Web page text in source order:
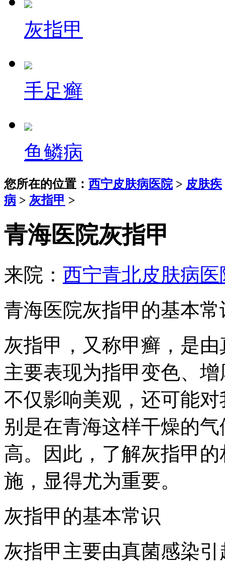
灰指甲
手足癣
鱼鳞病
您所在的位置： 西宁皮肤病医院> 皮肤疾
病 > 灰指甲 >
青海医院灰指甲
来院： 西宁青北皮肤病医
青海医院灰指甲的基本
灰指甲，又称甲癣，是
主要表现为指甲变色、
不仅影响美观，还可能
别是在青海这样干燥的
高。因此，了解灰指甲
施，显得尤为重要。
灰指甲的基本常识
灰指甲主要由真菌感染